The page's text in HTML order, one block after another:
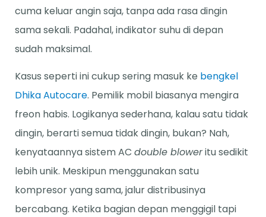
cuma keluar angin saja, tanpa ada rasa dingin
sama sekali. Padahal, indikator suhu di depan
sudah maksimal.
Kasus seperti ini cukup sering masuk ke bengkel
Dhika Autocare. Pemilik mobil biasanya mengira
freon habis. Logikanya sederhana, kalau satu tidak
dingin, berarti semua tidak dingin, bukan? Nah,
kenyataannya sistem AC double bloweritu sedikit
lebih unik. Meskipun menggunakan satu
kompresor yang sama, jalur distribusinya
bercabang. Ketika bagian depan menggigil tapi